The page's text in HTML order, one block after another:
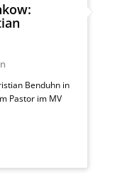
Benduhn in
Pastor im MV